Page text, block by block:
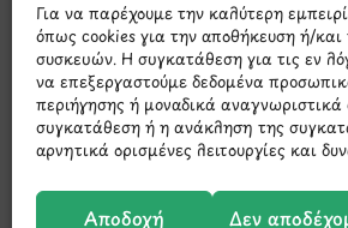
Για να παρέχουμε την καλύτερη
όπως cookies για την αποθήκευση ή/
συσκευών. Η συγκατάθεση για τις εν
να επεξεργαστούμε δεδομένα
περιήγησης ή μοναδικά
συγκατάθεση ή η ανάκληση της
αρνητικά ορισμένες λειτουργίες και
Αποδοχή Δεν